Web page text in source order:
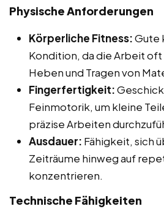
Physische Anforderungen
Körperliche Fitness:Gute
Kondition, da die Arbeit oft
Heben und Tragen von
Fingerfertigkeit:
Feinmotorik, um kleine
präzise Arbeiten
Ausdauer: Fähigkeit, sich
Zeiträume hinweg auf
konzentrieren.
Technische Fähigkeiten